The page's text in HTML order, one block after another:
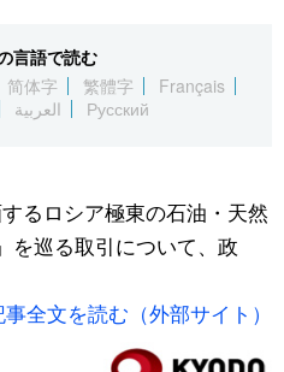
Русский
言語で読む
简体字 繁體字
Français
العربية Русский
るロシア極東の石油・天然
を巡る取引について、政
全文を読む（外部サイト）